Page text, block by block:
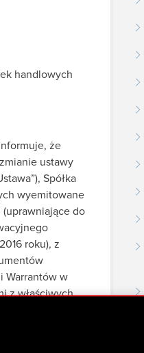
handlowych
że
ustawy
Spółka
wyemitowane
do
roku), z
Warrantów w
z właściwych